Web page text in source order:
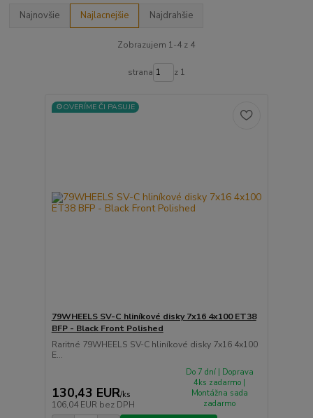
Najnovšie Najlacnejšie Najdrahšie
Zobrazujem 1-4 z 4
strana z 1
⚙️OVERÍME ČI PASUJE
79WHEELS SV-C hliníkové disky 7x16 4x100 ET38
BFP - Black Front Polished
Raritné 79WHEELS SV-C hliníkové disky 7x16 4x100
E...
130,43 EUR/ks
106,04 EUR bez DPH
Do 7 dní | Doprava
4ks zadarmo |
Montážna sada
zadarmo